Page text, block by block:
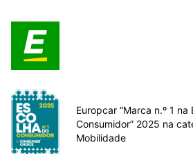
Europcar “Marca n.º 1 na
Consumidor” 2025 na
Mobilidade